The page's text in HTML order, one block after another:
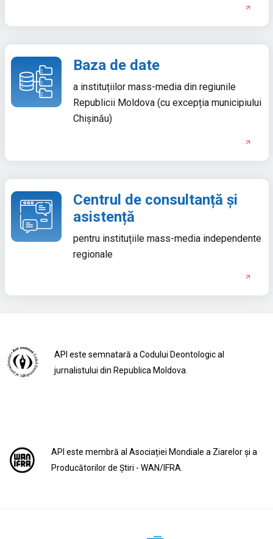
Baza de date
a instituțiilor mass-media din regiunile
Republicii Moldova (cu excepția municipiului
Chișinău)
Centrul de consultanță și
asistență
pentru instituțiile mass-media independente
regionale
API este semnatară a Codului Deontologic al
jurnalistului din Republica Moldova.
API este membră al Asociației Mondiale a Ziarelor și a
Producătorilor de Știri - WAN/IFRA.